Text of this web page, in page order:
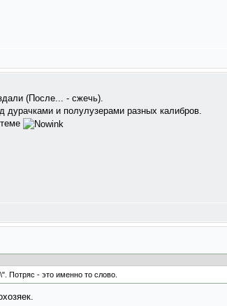
(После... - сжечь).
дурачками и полулузерами разных калибров.
Потряс - это именно то слово.